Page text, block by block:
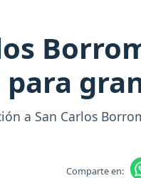
a San Carlos
Comparte en: